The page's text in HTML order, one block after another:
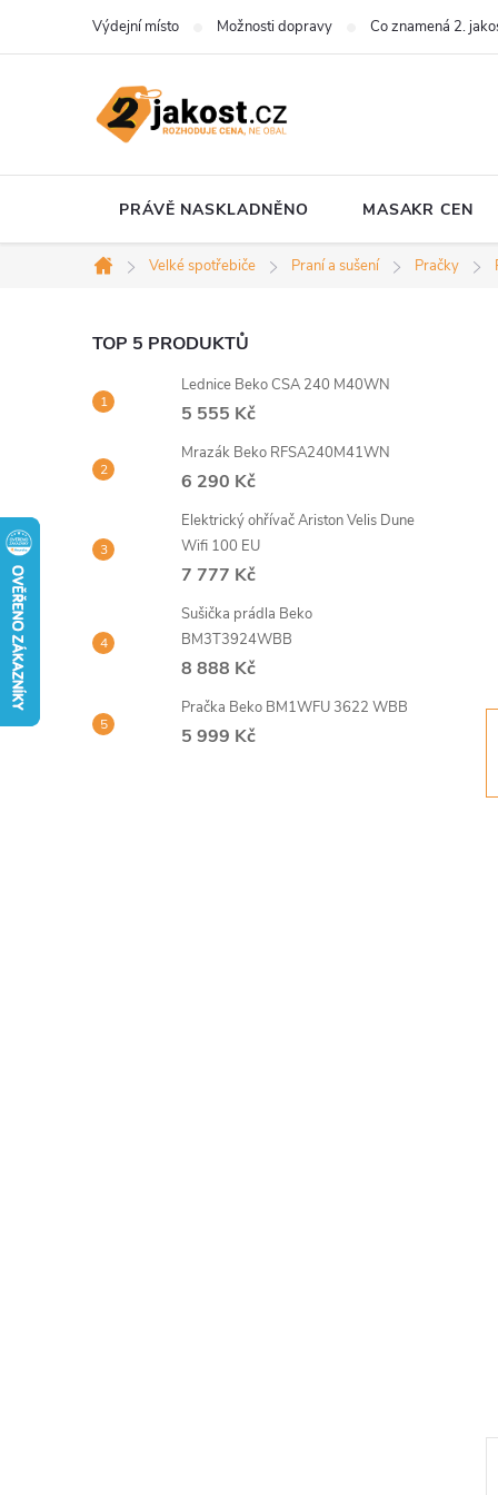
Výdejní místo Možnosti dopravy Co znamená 2.
PRÁVĚ NASKLADNĚNO MASAKR CEN
Domů
Velké spotřebiče Praní a sušení Pračky
P
o
s
t
r
a
n
TOP 5 PRODUKTŮ
Lednice Beko CSA 240 M40WN
5 555 Kč
Mrazák Beko RFSA240M41WN
6 290 Kč
Elektrický ohřívač Ariston Velis Dune
Wifi 100 EU
7 777 Kč
Sušička prádla Beko
BM3T3924WBB
8 888 Kč
Pračka Beko BM1WFU 3622 WBB
5 999 Kč